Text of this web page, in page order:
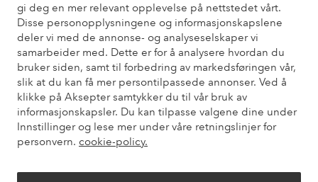
gi deg en mer relevant opplevelse på nettstedet vårt.
Disse personopplysningene og informasjonskapslene
deler vi med de annonse- og analyseselskaper vi
samarbeider med. Dette er for å analysere hvordan du
bruker siden, samt til forbedring av markedsføringen vår,
slik at du kan få mer persontilpassede annonser. Ved å
klikke på Aksepter samtykker du til vår bruk av
informasjonskapsler. Du kan tilpasse valgene dine under
Innstillinger og lese mer under våre retningslinjer for
personvern. cookie-policy.
Sikre betalinger
Vil du vite mer om våre betalingsalternativer?
elpy